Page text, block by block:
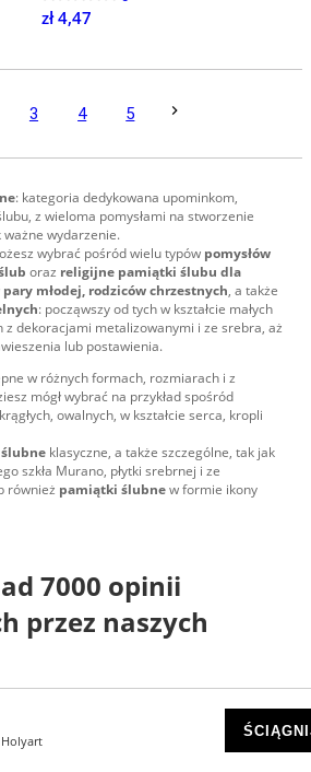
zł 4,47
3 4 5
: kategoria dedykowana upominkom,
z wieloma pomysłami na stworzenie
wydarzenie.
wybrać pośród wielu typów pomysłów
oraz religijne pamiątki ślubu dla
młodej, rodziców chrzestnych, a także
: począwszy od tych w kształcie małych
z dekoracjami metalizowanymi i ze srebra, aż
lub postawienia.
w różnych formach, rozmiarach i z
mógł wybrać na przykład spośród
owalnych, w kształcie serca, kropli
klasyczne, a także szczególne, tak jak
szkła Murano, płytki srebrnej i ze
również pamiątki ślubnew formie ikony
7000 opinii
przez naszych
z usług Holyart. Zamówiłem